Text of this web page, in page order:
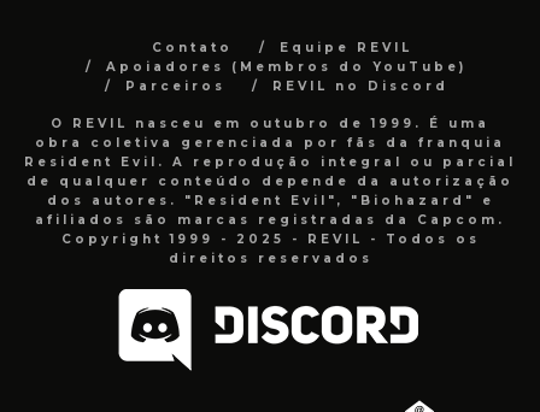
Contato
Equipe REVIL
Apoiadores (Membros do YouTube)
Parceiros
REVIL no Discord
O REVIL nasceu em outubro de 1999. É uma
obra coletiva gerenciada por fãs da franquia
Resident Evil. A reprodução integral ou parcial
de qualquer conteúdo depende da autorização
dos autores. "Resident Evil", "Biohazard" e
afiliados são marcas registradas da Capcom.
Copyright 1999 - 2025 - REVIL - Todos os
direitos reservados